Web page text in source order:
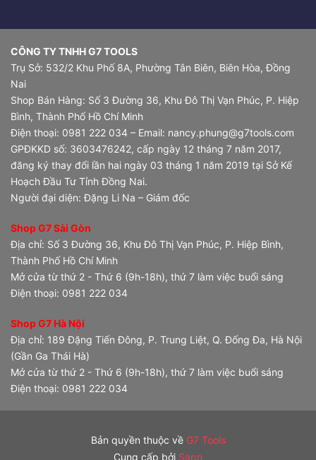
CÔNG TY TNHH G7 TOOLS
Trụ Sở: 532/2 Khu Phố 8A, Phường Tân Biên, Biên Hòa, Đồng
Nai
Shop Bán Hàng: Số 3 Đường 36, Khu Đô Thị Vạn Phúc, P. Hiệp
Bình, Thành Phố Hồ Chí Minh
Điện thoại: 0981 222 034 – Email: nancy.phung@g7tools.com
GPĐKKD số: 3603476242, cấp ngày 12 tháng 7 năm 2017,
đăng ký thay đổi lần hai ngày 03 tháng 1 năm 2019 tại Sở Kế
Hoạch Đầu Tư Tỉnh Đồng Nai.
Người đại diện: Đặng Li Na – Giám đốc
Shop G7 Sài Gòn
Địa chỉ: Số 3 Đường 36, Khu Đô Thị Vạn Phúc, P. Hiệp Bình,
Thành Phố Hồ Chí Minh
Mở cửa từ thứ 2 - Thứ 6 (9h-18h), thứ 7 làm việc buổi sáng
Điện thoại: 0981 222 034
Shop G7 Hà Nội
Địa chỉ: 189 Đặng Tiến Đông, P. Trung Liệt, Q. Đống Đa, Hà Nội
(Gần Ga Thái Hà)
Mở cửa từ thứ 2 - Thứ 6 (9h-18h), thứ 7 làm việc buổi sáng
Điện thoại: 0981 222 034
Bản quyền thuộc về G7 Tools
Cung cấp bởi Sapo